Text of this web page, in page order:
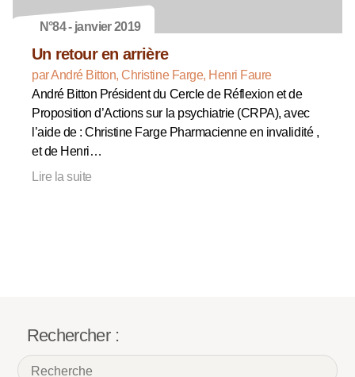
N°84 - janvier 2019
Un retour en arrière
par André Bitton, Christine Farge, Henri Faure
André Bitton Président du Cercle de Réflexion et de
Proposition d’Actions sur la psychiatrie (CRPA), avec
l’aide de : Christine Farge Pharmacienne en invalidité ,
et de Henri…
Lire la suite
Rechercher :